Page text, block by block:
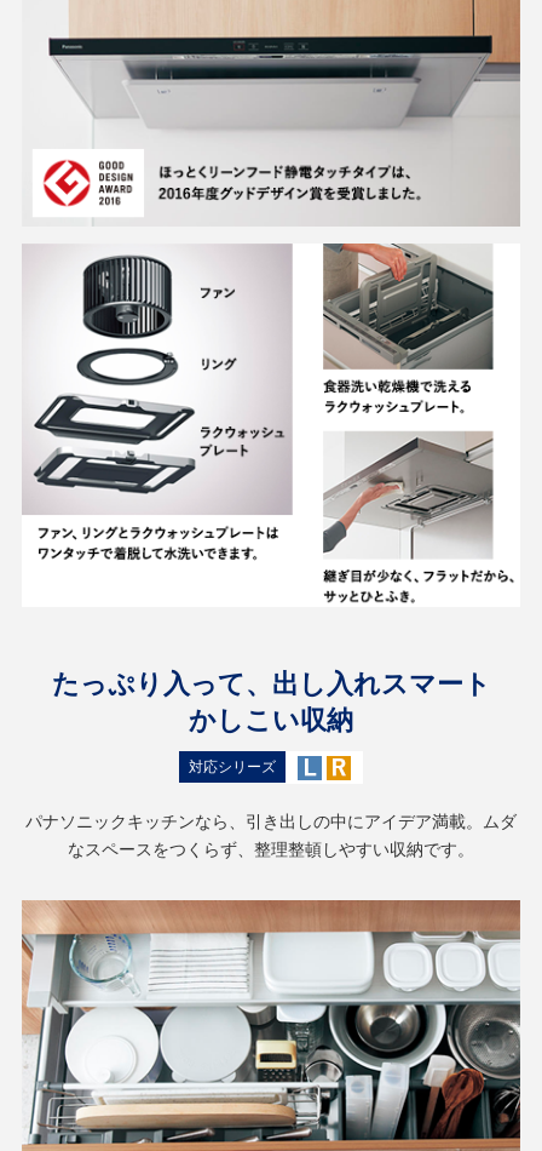
たっぷり入って、出し入れスマート
かしこい収納
対応シリーズ
パナソニックキッチンなら、引き出しの中にアイデア満載。ムダ
なスペースをつくらず、整理整頓しやすい収納です。